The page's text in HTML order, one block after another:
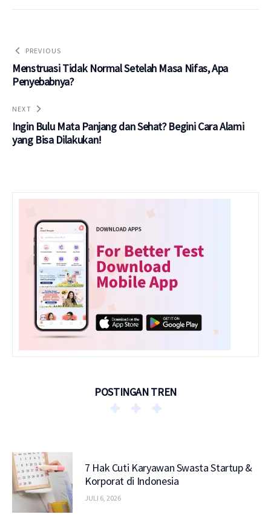
PREVIOUS
Menstruasi Tidak Normal Setelah Masa Nifas, Apa
Penyebabnya?
NEXT
Ingin Bulu Mata Panjang dan Sehat? Begini Cara Alami
yang Bisa Dilakukan!
POSTINGAN TREN
7 Hak Cuti Karyawan Swasta Startup &
Korporat di Indonesia
JULI 6, 2026